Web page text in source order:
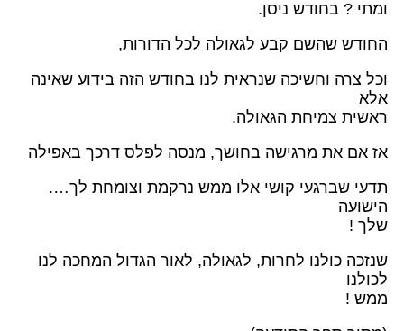
ומתי ? בחודש ניסן.
החודש שהשם קבע לגאולה לכל הדורות,
וכל צרה וחשיכה שנראית לנו בחודש הזה בידוע שאינה
אלא
ראשית צמיחת הגאולה.
אז אם את מרגישה בחושך, מנסה לפלס דרכך באפילה
תדעי שברגעי קושי אלו ממש נרקמת וצומחת לך….
הישועה
שלך !
שנזכה כולנו לחרות, לגאולה, לאור הגדול המחכה לנו
לכולנו
ממש !